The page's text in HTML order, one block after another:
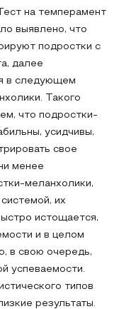
на темперамент
выявлено, что
подростки с
далее
в следующем
Такого
что подростки-
усидчивы,
свое
менее
меланхолики,
их
истощается,
и в целом
в свою очередь,
успеваемости.
типов
результаты.